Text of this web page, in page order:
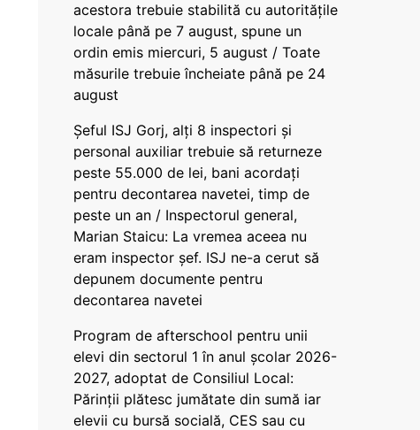
acestora trebuie stabilită cu autoritățile
locale până pe 7 august, spune un
ordin emis miercuri, 5 august / Toate
măsurile trebuie încheiate până pe 24
august
Șeful ISJ Gorj, alți 8 inspectori și
personal auxiliar trebuie să returneze
peste 55.000 de lei, bani acordați
pentru decontarea navetei, timp de
peste un an / Inspectorul general,
Marian Staicu: La vremea aceea nu
eram inspector șef. ISJ ne-a cerut să
depunem documente pentru
decontarea navetei
Program de afterschool pentru unii
elevi din sectorul 1 în anul școlar 2026-
2027, adoptat de Consiliul Local:
Părinții plătesc jumătate din sumă iar
elevii cu bursă socială, CES sau cu